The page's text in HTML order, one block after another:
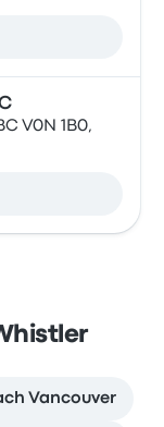
V0N 1B0,
Vancouver